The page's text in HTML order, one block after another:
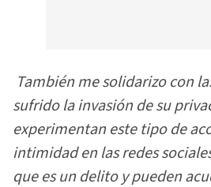
También me solidarizo con
sufrido la invasión de su
experimentan este tipo de
intimidad en las redes
que es un delito y pueden